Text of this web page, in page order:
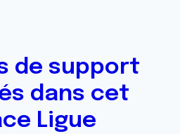
de support
dans cet
Ligue